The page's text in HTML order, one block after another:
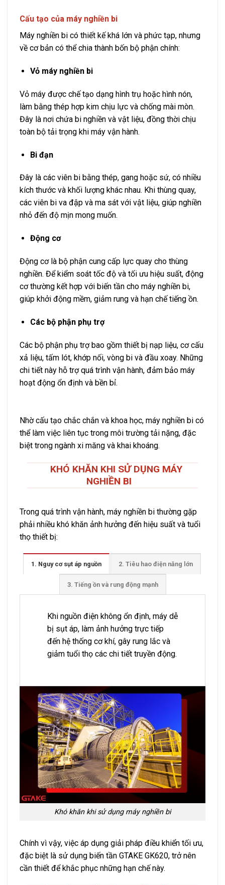
Cấu tạo của máy nghiền bi
Máy nghiền bi có thiết kế khá lớn và phức tạp, nhưng
về cơ bản có thể chia thành bốn bộ phận chính:
Vỏ máy nghiền bi
Vỏ máy được chế tạo dạng hình trụ hoặc hình nón,
làm bằng thép hợp kim chịu lực và chống mài mòn.
Đây là nơi chứa bi nghiền và vật liệu, đồng thời chịu
toàn bộ tải trọng khi máy vận hành.
Bi đạn
Đây là các viên bi bằng thép, gang hoặc sứ, có nhiều
kích thước và khối lượng khác nhau. Khi thùng quay,
các viên bi va đập và ma sát với vật liệu, giúp nghiền
nhỏ đến độ mịn mong muốn.
Động cơ
Động cơ là bộ phận cung cấp lực quay cho thùng
nghiền. Để kiểm soát tốc độ và tối ưu hiệu suất, động
cơ thường kết hợp với biến tần cho máy nghiền bi,
giúp khởi động mềm, giảm rung và hạn chế tiếng ồn.
Các bộ phận phụ trợ
Các bộ phận phụ trợ bao gồm thiết bị nạp liệu, cơ cấu
xả liệu, tấm lót, khớp nối, vòng bi và đầu xoay. Những
chi tiết này hỗ trợ quá trình vận hành, đảm bảo máy
hoạt động ổn định và bền bỉ.
Nhờ cấu tạo chắc chắn và khoa học, máy nghiền bi có
thể làm việc liên tục trong môi trường tải nặng, đặc
biệt trong ngành xi măng và khai khoáng.
KHÓ KHĂN KHI SỬ DỤNG MÁY
NGHIỀN BI
Trong quá trình vận hành, máy nghiền bi thường gặp
phải nhiều khó khăn ảnh hưởng đến hiệu suất và tuổi
thọ thiết bị:
1. Nguy cơ sụt áp nguồn 2. Tiêu hao điện năng lớn
3. Tiếng ồn và rung động mạnh
Khi nguồn điện không ổn định, máy dễ
bị sụt áp, làm ảnh hưởng trực tiếp
đến hệ thống cơ khí, gây rung lắc và
giảm tuổi thọ các chi tiết truyền động.
Khó khăn khi sử dụng máy nghiền bi
Chính vì vậy, việc áp dụng giải pháp điều khiển tối ưu,
đặc biệt là sử dụng biến tần GTAKE GK620, trở nên
cần thiết để khắc phục những hạn chế này.